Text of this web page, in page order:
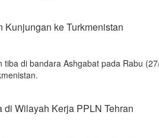
Kunjungan ke Turkmenistan
di bandara Ashgabat pada Rabu
Wilayah Kerja PPLN Tehran